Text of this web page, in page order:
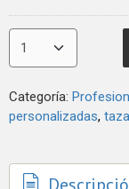
Categoría:
personalizadas